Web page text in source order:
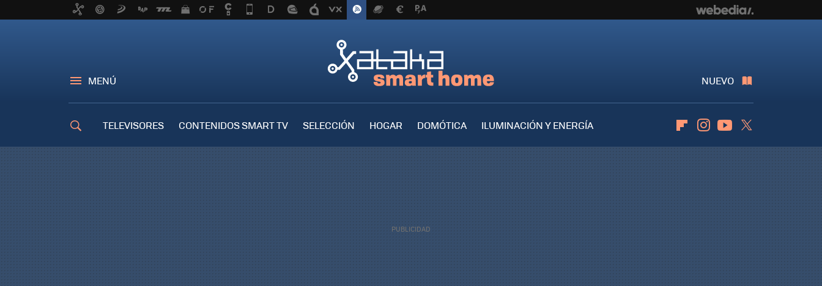
MENÚ NUEVO
TELEVISORES CONTENIDOS SMART TV SELECCIÓN HOGAR DOMÓTICA
ILUMINACIÓN Y ENERGÍA
FlipboardInstagramYoutube